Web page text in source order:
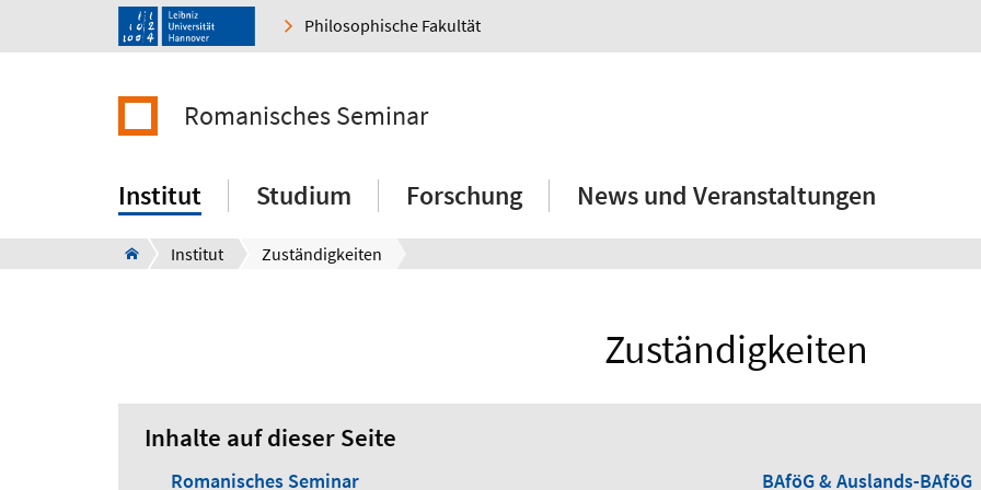
Philosophische Fakultät
Romanisches Seminar
Institut Studium Forschung News und Veranstaltungen
Institut Zuständigkeiten
Zuständigkeiten
Inhalte auf dieser Seite
Romanisches Seminar
BAföG & Auslands-BAföG